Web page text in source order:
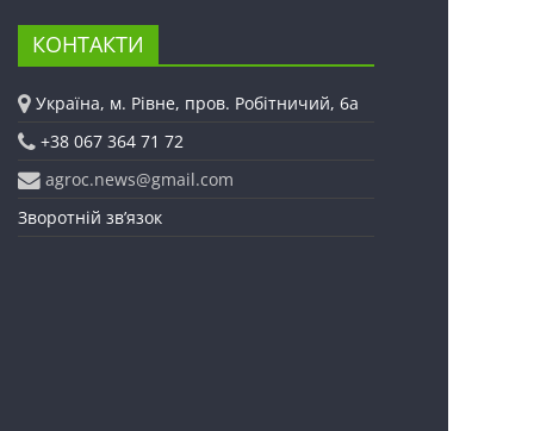
КОНТАКТИ
Україна, м. Рівне, пров. Робітничий, 6а
+38 067 364 71 72
agroc.news@gmail.com
Зворотній зв’язок